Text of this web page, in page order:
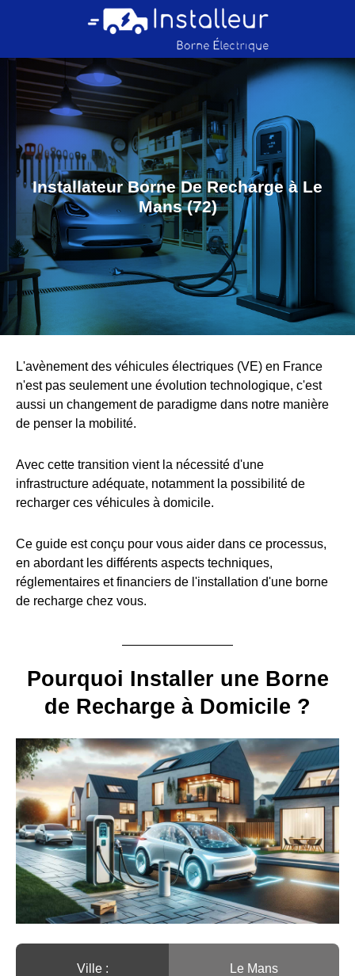
Installateur Borne De Recharge à Le
Mans (72)
L'avènement des véhicules électriques (VE) en France
n'est pas seulement une évolution technologique, c'est
aussi un changement de paradigme dans notre manière
de penser la mobilité.
Avec cette transition vient la nécessité d'une
infrastructure adéquate, notamment la possibilité de
recharger ces véhicules à domicile.
Ce guide est conçu pour vous aider dans ce processus,
en abordant les différents aspects techniques,
réglementaires et financiers de l'installation d'une borne
de recharge chez vous.
Pourquoi Installer une Borne
de Recharge à Domicile ?
Ville :️ Le Mans